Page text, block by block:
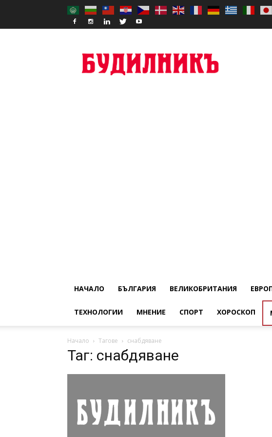
НАЧАЛО БЪЛГАРИЯ ВЕЛИКОБРИТАНИЯ
ТЕХНОЛОГИИ МНЕНИЕ СПОРТ ХОРОСКОП
Начало Тагове снабдяване
Таг: снабдяване